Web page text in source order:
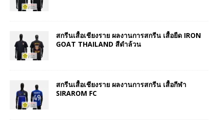
สกรีนเสื้อเชียงราย ผลงานการสกรีน เสื้อยืด IRON
GOAT THAILAND สีดำล้วน
สกรีนเสื้อเชียงราย ผลงานการสกรีน เสื้อกีฬา
SIRAROM FC